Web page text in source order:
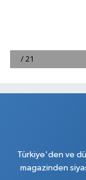
Türkiye'den ve
magazinden